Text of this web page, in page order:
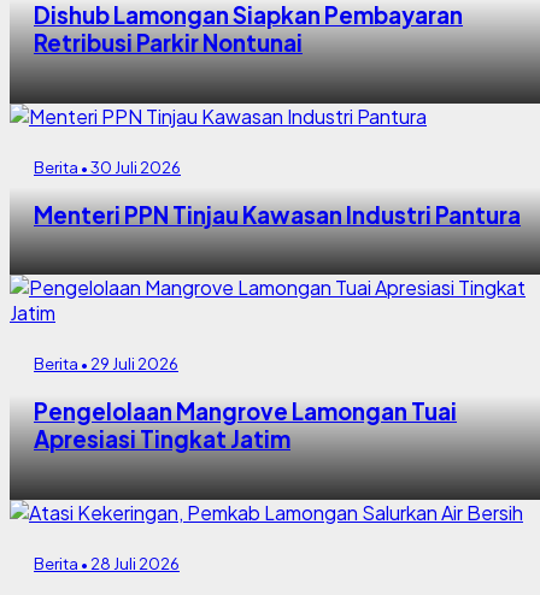
Dishub Lamongan Siapkan Pembayaran
Retribusi Parkir Nontunai
Berita • 30 Juli 2026
Menteri PPN Tinjau Kawasan Industri Pantura
Berita • 29 Juli 2026
Pengelolaan Mangrove Lamongan Tuai
Apresiasi Tingkat Jatim
Berita • 28 Juli 2026